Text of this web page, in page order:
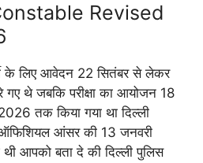
Revised
के लिए आवेदन 22 सितंबर से लेकर
थे जबकि परीक्षा का आयोजन 18
तक किया गया था दिल्ली
ऑफिशियल आंसर की 13 जनवरी
आपको बता दे की दिल्ली पुलिस